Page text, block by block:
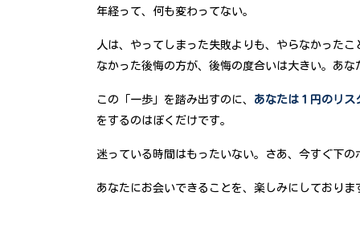
年経って、何も変わってない。
人は、やってしまった失敗よりも、やらなかった
なかった後悔の方が、後悔の度合いは大きい。あ
この「一歩」を踏み出すのに、 あなたは１円のリス
をするのはぼくだけです。
迷っている時間はもったいない。さあ、今すぐ下
あなたにお会いできることを、楽しみにしておりま